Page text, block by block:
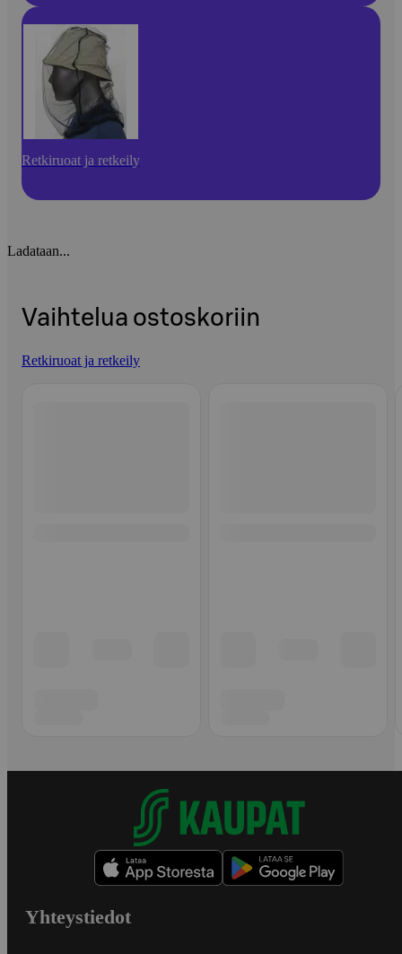
Retkiruoat ja retkeily
Ladataan...
Vaihtelua ostoskoriin
Retkiruoat ja retkeily
Yhteystiedot